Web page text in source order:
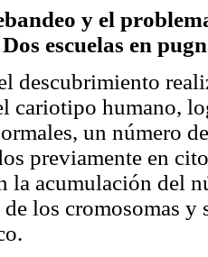
y el
escuelas en
descubrimiento
cariotipo humano,
un número
previamente en
la acumulación del
de los cromosomas